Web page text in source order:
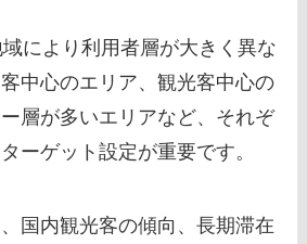
により利用者層が大きく異な
中心のエリア、観光客中心の
層が多いエリアなど、それぞ
ーゲット設定が重要です。
国内観光客の傾向、長期滞在